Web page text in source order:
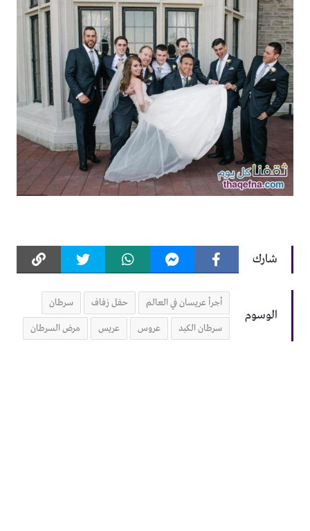
شارك
الوسوم
أجرأ عريسان في العالم حفل زفاف سرطان
سرطان الكبد عروس عريس مرض السرطان